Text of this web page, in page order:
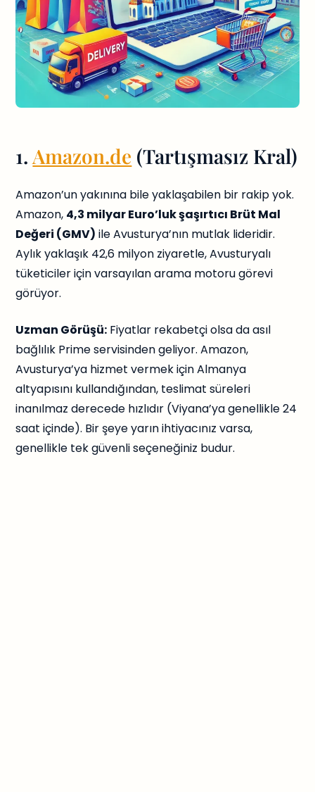
1.Amazon.de (Tartışmasız Kral)
Amazon’un yakınına bile yaklaşabilen bir rakip yok.
Amazon, 4,3 milyar Euro’luk şaşırtıcı Brüt Mal
Değeri (GMV) ile Avusturya’nın mutlak lideridir.
Aylık yaklaşık 42,6 milyon ziyaretle, Avusturyalı
tüketiciler için varsayılan arama motoru görevi
görüyor.
Uzman Görüşü: Fiyatlar rekabetçi olsa da asıl
bağlılık Prime servisinden geliyor. Amazon,
Avusturya’ya hizmet vermek için Almanya
altyapısını kullandığından, teslimat süreleri
inanılmaz derecede hızlıdır (Viyana’ya genellikle 24
saat içinde). Bir şeye yarın ihtiyacınız varsa,
genellikle tek güvenli seçeneğiniz budur.